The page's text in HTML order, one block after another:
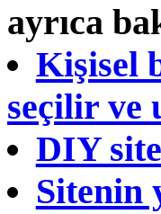
ayrıca
Kişisel
seçilir ve
DIY
Sitenin